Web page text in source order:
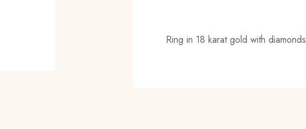
Ring in 18 karat gold with diamonds